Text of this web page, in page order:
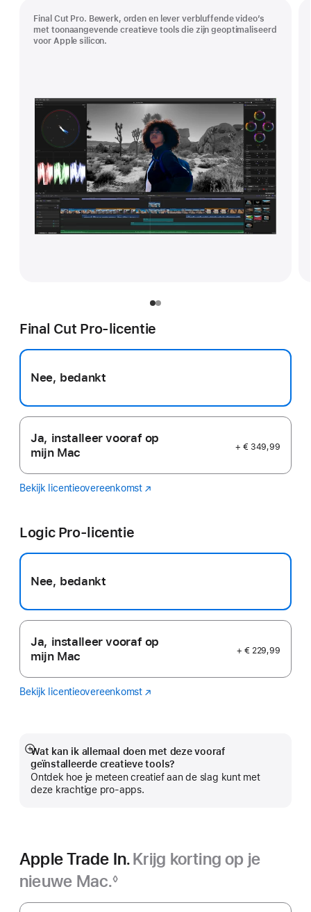
Final Cut Pro. Bewerk, orden en lever verbluffende video’s
met toonaangevende creatieve tools die zijn geoptimaliseerd
voor Apple silicon.
Final Cut Pro-licentie
Nee, bedankt
Ja, installeer vooraf op
mijn Mac
+ € 349,99
Bekijk licentieovereenkomstFinal
(Wordt
Logic Pro-licentie
Nee, bedankt
Ja, installeer vooraf op
mijn Mac
+ € 229,99
Bekijk licentieovereenkomstLogic
(Wordt
geopend)
Wat kan ik allemaal doen met deze vooraf
geïnstalleerde creatieve tools?
Ontdek hoe je meteen creatief aan de slag kunt met
deze krachtige pro-apps.
Meer
Apple Trade In.Krijg korting op je
nieuwe Mac.◊
Apple Trade In.